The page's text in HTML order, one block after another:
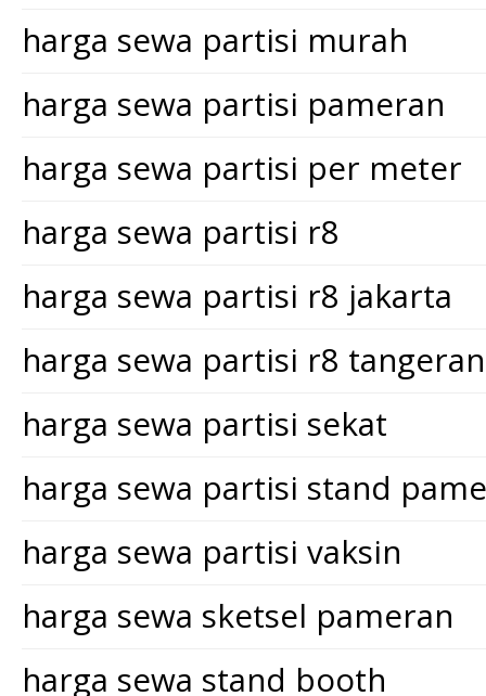
harga sewa partisi murah
harga sewa partisi pameran
harga sewa partisi per meter
harga sewa partisi r8
harga sewa partisi r8 jakarta
harga sewa partisi r8
harga sewa partisi sekat
harga sewa partisi stand
harga sewa partisi vaksin
harga sewa sketsel pameran
harga sewa stand booth